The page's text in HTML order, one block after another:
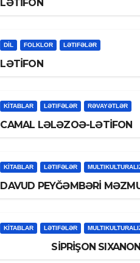
LƏTİFON
DİL FOLKLOR LƏTIFƏLƏR
LƏTİFON
KİTABLAR LƏTIFƏLƏR RƏVAYƏTLƏR
CAMAL LƏLƏZOƏ-LƏTİFON
KİTABLAR LƏTIFƏLƏR
DAVUD PEYĞƏMBƏRİ
KİTABLAR LƏTIFƏLƏR
SİPRİŞON SIXANON